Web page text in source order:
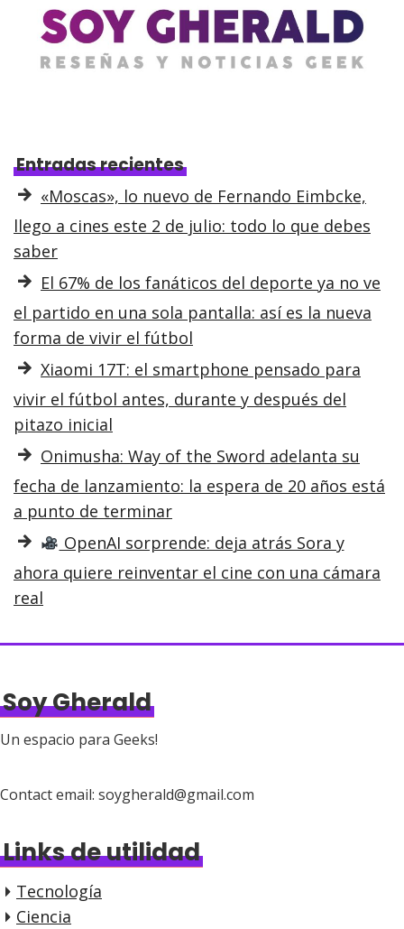
Entradas recientes
«Moscas», lo nuevo de Fernando Eimbcke,
llego a cines este 2 de julio: todo lo que debes
saber
El 67% de los fanáticos del deporte ya no ve
el partido en una sola pantalla: así es la nueva
forma de vivir el fútbol
Xiaomi 17T: el smartphone pensado para
vivir el fútbol antes, durante y después del
pitazo inicial
Onimusha: Way of the Sword adelanta su
fecha de lanzamiento: la espera de 20 años está
a punto de terminar
OpenAI sorprende: deja atrás Sora y
ahora quiere reinventar el cine con una cámara
real
Soy Gherald
Un espacio para Geeks!
Contact email: soygherald@gmail.com
Links de utilidad
Tecnología
Ciencia